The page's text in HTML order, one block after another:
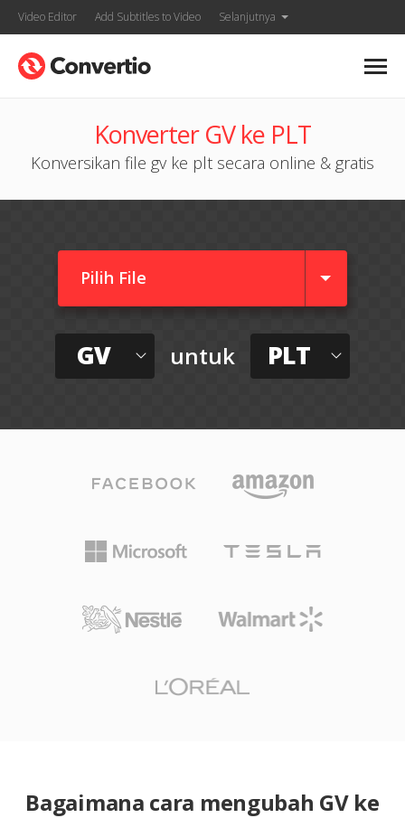
Video Editor Add Subtitles to Video Selanjutnya
Konverter GV ke PLT
Konversikan file gv ke plt secara online & gratis
Pilih File
GV untuk PLT
Bagaimana cara mengubah GV ke